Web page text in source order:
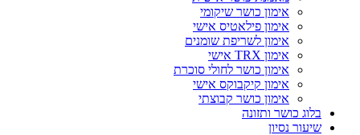
אימון כושר שיקומי
אימון פילאטיס אישי
אימון לשריפת שומנים
אימון TRX אישי
אימון כושר לחולי סוכרת
אימון קיקבוקס אישי
אימון כושר קבוצתי
בלוג כושר ותזונה
שיעור נסיון